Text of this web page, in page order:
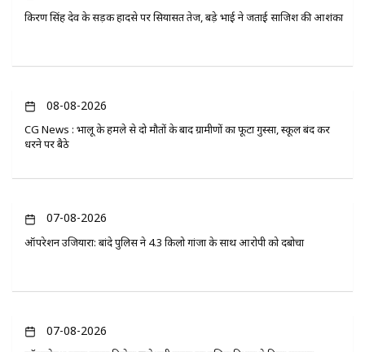
किरण सिंह देव के सड़क हादसे पर सियासत तेज, बड़े भाई ने जताई साजिश की आशंका
08-08-2026
CG News : भालू के हमले से दो मौतों के बाद ग्रामीणों का फूटा गुस्सा, स्कूल बंद कर
धरने पर बैठे
07-08-2026
ऑपरेशन उजियारा: बांदे पुलिस ने 4.3 किलो गांजा के साथ आरोपी को दबोचा
07-08-2026